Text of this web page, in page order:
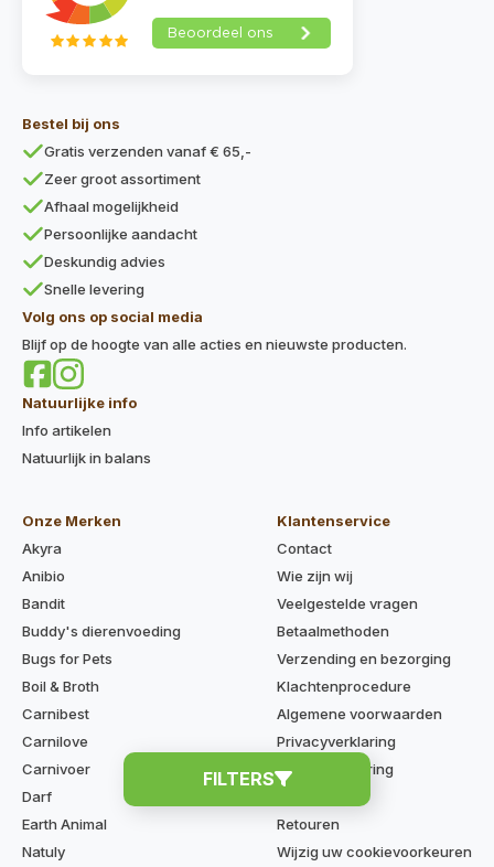
FILTERS
Bestel bij ons
Gratis verzenden vanaf € 65,-
Zeer groot assortiment
Afhaal mogelijkheid
Persoonlijke aandacht
Deskundig advies
Snelle levering
Volg ons op social media
Blijf op de hoogte van alle acties en nieuwste producten.
Natuurlijke info
Info artikelen
Natuurlijk in balans
Onze Merken
Akyra
Anibio
Bandit
Buddy's dierenvoeding
Bugs for Pets
Boil & Broth
Carnibest
Carnilove
Carnivoer
Darf
Earth Animal
Natuly
Klantenservice
Contact
Wie zijn wij
Veelgestelde vragen
Betaalmethoden
Verzending en bezorging
Klachtenprocedure
Algemene voorwaarden
Privacyverklaring
Cookieverklaring
Retouren
Wijzig uw cookievoorkeuren